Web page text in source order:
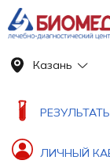
ЛИЧНЫЙ
Казань